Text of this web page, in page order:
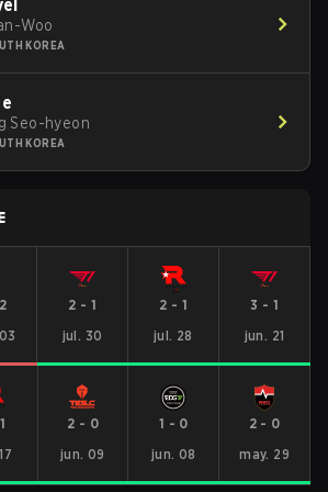
Woo
KOREA
Seo-hyeon
KOREA
2
2 - 1
jul. 30
2 - 1
jul. 28
3 - 1
jun. 21
1
2 - 0
jun. 09
1 - 0
jun. 08
2- 0
may. 29